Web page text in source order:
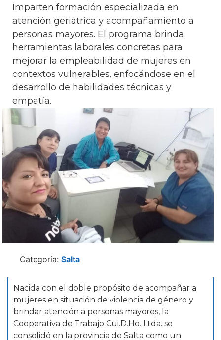
Imparten formación especializada en
atención geriátrica y acompañamiento a
personas mayores. El programa brinda
herramientas laborales concretas para
mejorar la empleabilidad de mujeres en
contextos vulnerables, enfocándose en el
desarrollo de habilidades técnicas y
empatía.
Categoría: Salta
Nacida con el doble propósito de acompañar a
mujeres en situación de violencia de género y
brindar atención a personas mayores, la
Cooperativa de Trabajo Cui.D.Ho. Ltda. se
consolidó en la provincia de Salta como un